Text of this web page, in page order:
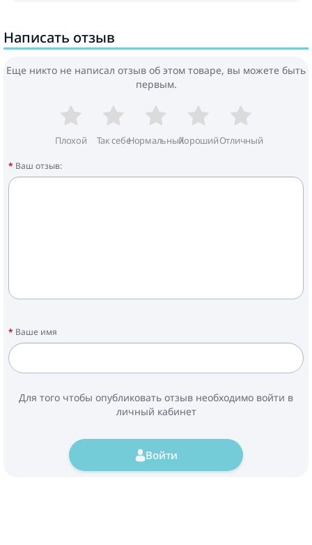
- Вес: 12,5 кг
- Рама
- 2 больших задних колеса
- 2 маленьких передних колеса
- Флажок
Написать отзыв
Еще никто не написал отзыв об этом товаре, вы можете быть
первым.
Плохой Так себеНормальныйХорошийОтличный
Ваш отзыв:
Ваше имя
Для того чтобы опубликовать отзыв необходимо войти в
личный кабинет
Войти